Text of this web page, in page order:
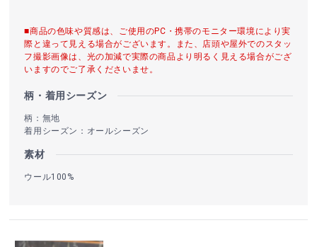
■商品の色味や質感は、ご使用のPC・携帯のモニター環境により実
際と違って見える場合がございます。また、店頭や屋外でのスタッ
フ撮影画像は、光の加減で実際の商品より明るく見える場合がござ
いますのでご了承くださいませ。
柄・着用シーズン
柄：無地
着用シーズン：オールシーズン
素材
ウール100%